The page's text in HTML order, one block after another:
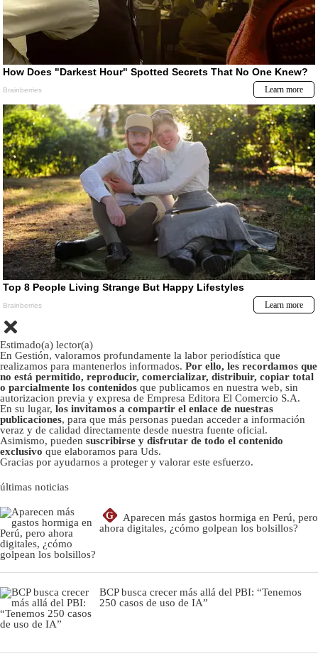
Estimado(a) lector(a)
En Gestión, valoramos profundamente la labor periodística que
realizamos para mantenerlos informados. Por ello, les recordamos que
no está permitido, reproducir, comercializar, distribuir, copiar total
o parcialmente los contenidos que publicamos en nuestra web, sin
autorizacion previa y expresa de Empresa Editora El Comercio S.A.
En su lugar, los invitamos a compartir el enlace de nuestras
publicaciones, para que más personas puedan acceder a información
veraz y de calidad directamente desde nuestra fuente oficial.
Asimismo, pueden suscribirse y disfrutar de todo el contenido
exclusivo que elaboramos para Uds.
Gracias por ayudarnos a proteger y valorar este esfuerzo.
últimas noticias
G
Aparecen más gastos hormiga en Perú, pero
ahora digitales, ¿cómo golpean los bolsillos?
BCP busca crecer más allá del PBI: “Tenemos
250 casos de uso de IA”